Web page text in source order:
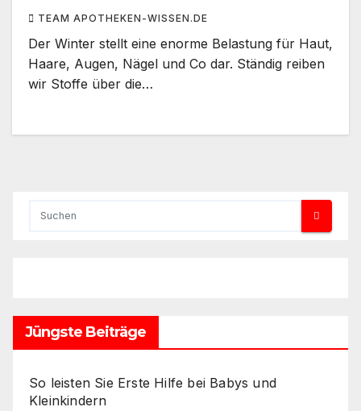
TEAM APOTHEKEN-WISSEN.DE
Der Winter stellt eine enorme Belastung für Haut,
Haare, Augen, Nägel und Co dar. Ständig reiben
wir Stoffe über die…
Jüngste Beiträge
So leisten Sie Erste Hilfe bei Babys und
Kleinkindern